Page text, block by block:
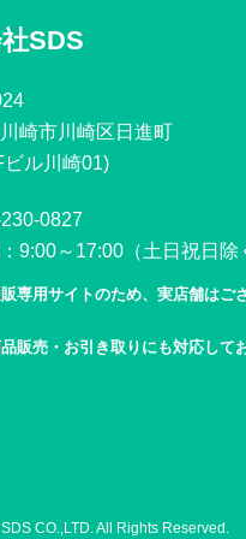
SDS
崎市川崎区日進町
ビル川崎01)
0827
9:00～17:00（土日祝日除
専用サイトのため、実店舗はご
販売・お引き取りにも対応して
CO.,LTD. All Rights Reserved.